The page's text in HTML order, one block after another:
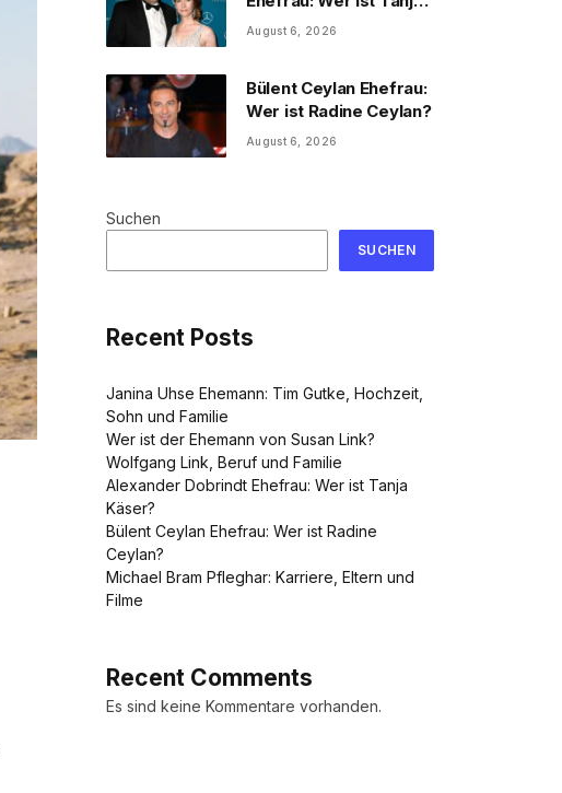
Käser?
August 6, 2026
Bülent Ceylan Ehefrau:
Wer ist Radine Ceylan?
August 6, 2026
Suchen
SUCHEN
Recent Posts
Janina Uhse Ehemann: Tim Gutke, Hochzeit,
Sohn und Familie
Wer ist der Ehemann von Susan Link?
Wolfgang Link, Beruf und Familie
Alexander Dobrindt Ehefrau: Wer ist Tanja
Käser?
Bülent Ceylan Ehefrau: Wer ist Radine
Ceylan?
Michael Bram Pfleghar: Karriere, Eltern und
Filme
Recent Comments
Es sind keine Kommentare vorhanden.